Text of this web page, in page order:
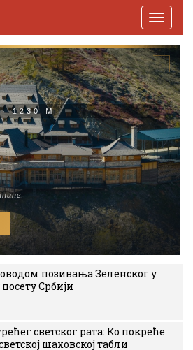
позивања Зеленског у
Србији
светског рата: Ко покреће
шаховској табли